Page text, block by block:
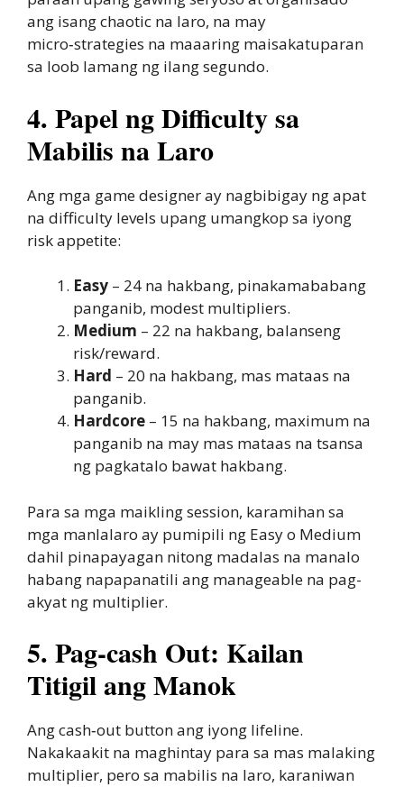
ang isang chaotic na laro, na may
micro‑strategies na maaaring maisakatuparan
sa loob lamang ng ilang segundo.
4. Papel ng Difficulty sa
Mabilis na Laro
Ang mga game designer ay nagbibigay ng apat
na difficulty levels upang umangkop sa iyong
risk appetite:
Easy – 24 na hakbang, pinakamababang
panganib, modest multipliers.
Medium – 22 na hakbang, balanseng
risk/reward.
Hard – 20 na hakbang, mas mataas na
panganib.
Hardcore – 15 na hakbang, maximum na
panganib na may mas mataas na tsansa
ng pagkatalo bawat hakbang.
Para sa mga maikling session, karamihan sa
mga manlalaro ay pumipili ng Easy o Medium
dahil pinapayagan nitong madalas na manalo
habang napapanatili ang manageable na pag-
akyat ng multiplier.
5. Pag-cash Out: Kailan
Titigil ang Manok
Ang cash‑out button ang iyong lifeline.
Nakakaakit na maghintay para sa mas malaking
multiplier, pero sa mabilis na laro, karaniwan